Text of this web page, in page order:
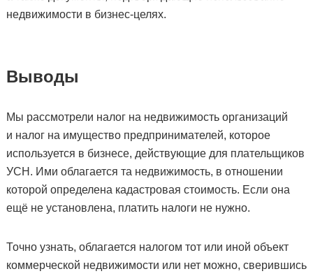
недвижимости в бизнес-целях.
Выводы
Мы рассмотрели налог на недвижимость организаций
и налог на имущество предпринимателей, которое
используется в бизнесе, действующие для плательщиков
УСН. Ими облагается та недвижимость, в отношении
которой определена кадастровая стоимость. Если она
ещё не установлена, платить налоги не нужно.
Точно узнать, облагается налогом тот или иной объект
коммерческой недвижимости или нет можно, сверившись